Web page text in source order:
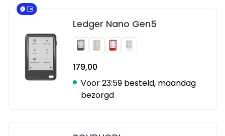
Ledger Nano Gen5
179,00
Voor 23:59 besteld, maandag
bezorgd